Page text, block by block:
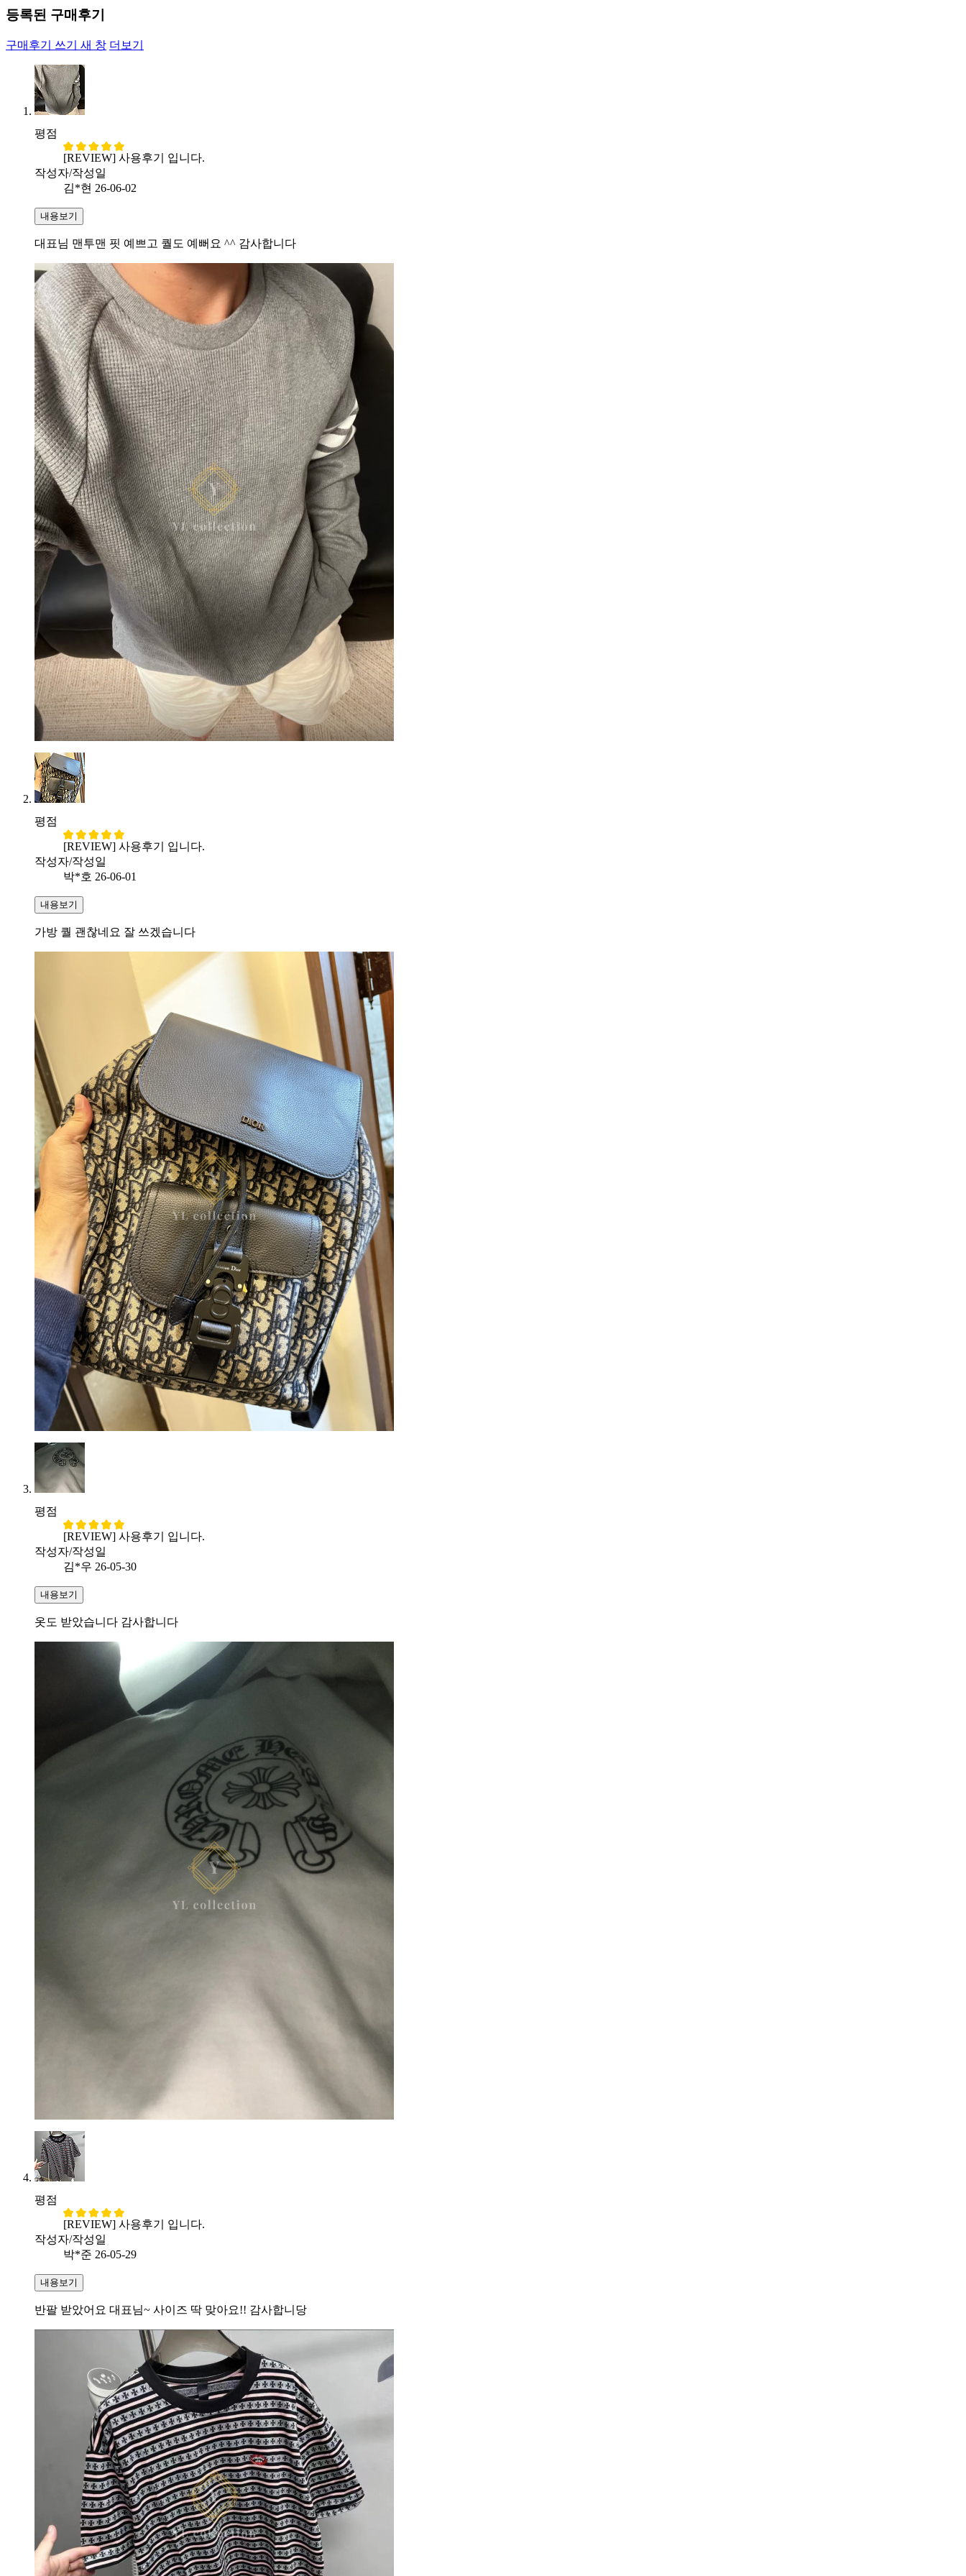
등록된 구매후기
구매후기 쓰기 새 창 더보기
평점
[REVIEW] 사용후기 입니다.
작성자/작성일
김*현 26-06-02
내용보기
대표님 맨투맨 핏 예쁘고 퀄도 예뻐요 ^^ 감사합니다
평점
[REVIEW] 사용후기 입니다.
작성자/작성일
박*호 26-06-01
내용보기
가방 퀄 괜찮네요 잘 쓰겠습니다
평점
[REVIEW] 사용후기 입니다.
작성자/작성일
김*우 26-05-30
내용보기
옷도 받았습니다 감사합니다
평점
[REVIEW] 사용후기 입니다.
작성자/작성일
박*준 26-05-29
내용보기
반팔 받았어요 대표님~ 사이즈 딱 맞아요!! 감사합니당